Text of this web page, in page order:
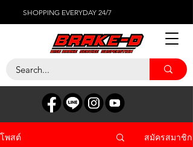
SHOPPING EVERYDAY 24/7
โพสต์ สมัครสมาชิก